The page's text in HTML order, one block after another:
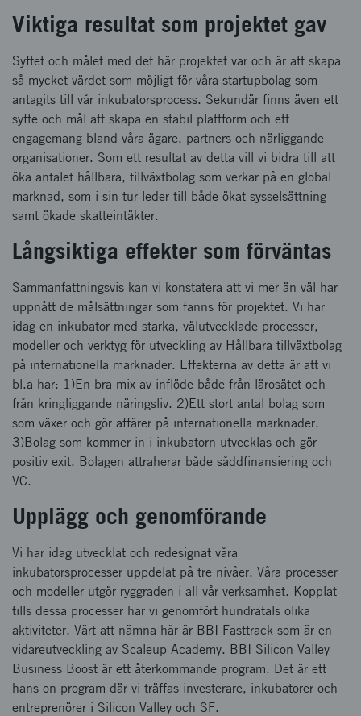
Viktiga resultat som projektet gav
Syftet och målet med det här projektet var och är att skapa
så mycket värdet som möjligt för våra startupbolag som
antagits till vår inkubatorsprocess. Sekundär finns även ett
syfte och mål att skapa en stabil plattform och ett
engagemang bland våra ägare, partners och närliggande
organisationer. Som ett resultat av detta vill vi bidra till att
öka antalet hållbara, tillväxtbolag som verkar på en global
marknad, som i sin tur leder till både ökat sysselsättning
samt ökade skatteintäkter.
Långsiktiga effekter som förväntas
Sammanfattningsvis kan vi konstatera att vi mer än väl har
uppnått de målsättningar som fanns för projektet. Vi har
idag en inkubator med starka, välutvecklade processer,
modeller och verktyg för utveckling av Hållbara tillväxtbolag
på internationella marknader. Effekterna av detta är att vi
bl.a har: 1)En bra mix av inflöde både från lärosätet och
från kringliggande näringsliv. 2)Ett stort antal bolag som
som växer och gör affärer på internationella marknader.
3)Bolag som kommer in i inkubatorn utvecklas och gör
positiv exit. Bolagen attraherar både såddfinansiering och
VC.
Upplägg och genomförande
Vi har idag utvecklat och redesignat våra
inkubatorsprocesser uppdelat på tre nivåer. Våra processer
och modeller utgör ryggraden i all vår verksamhet. Kopplat
tills dessa processer har vi genomfört hundratals olika
aktiviteter. Värt att nämna här är BBI Fasttrack som är en
vidareutveckling av Scaleup Academy. BBI Silicon Valley
Business Boost är ett återkommande program. Det är ett
hans-on program där vi träffas investerare, inkubatorer och
entreprenörer i Silicon Valley och SF.